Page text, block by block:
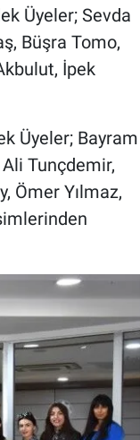
Üyeler; Sevda
Büşra Tomo,
İpek
Üyeler; Bayram
Tunçdemir,
Ömer Yılmaz,